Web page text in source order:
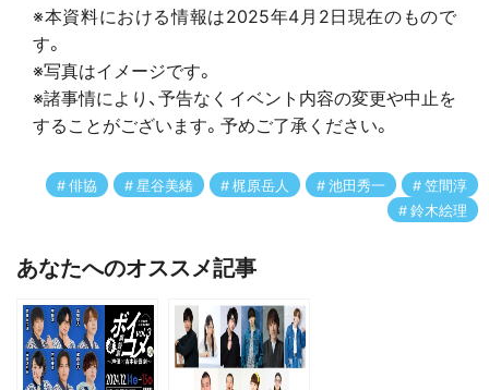
※本資料における情報は2025年4月2日現在のもので
す。
※写真はイメージです。
※諸事情により、予告なくイベント内容の変更や中止を
することがございます。予めご了承ください。
俳協 星谷美緒 梶原岳人 池田秀一
笠間淳
鈴木絵理
あなたへのオススメ記事